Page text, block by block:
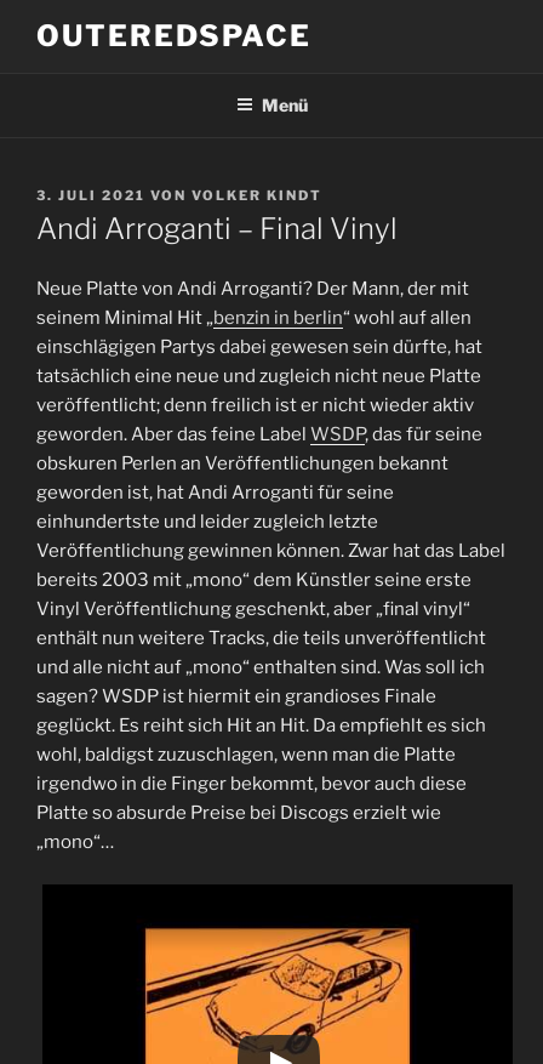
InhaltOUTEREDSPACE
Menü
VERÖFFENTLICHT
AM
3. JULI 2021 VON VOLKER KINDT
Andi Arroganti ‎– Final Vinyl
Neue Platte von Andi Arroganti? Der Mann, der mit
seinem Minimal Hit „benzin in berlin“ wohl auf allen
einschlägigen Partys dabei gewesen sein dürfte, hat
tatsächlich eine neue und zugleich nicht neue Platte
veröffentlicht; denn freilich ist er nicht wieder aktiv
geworden. Aber das feine Label WSDP, das für seine
obskuren Perlen an Veröffentlichungen bekannt
geworden ist, hat Andi Arroganti für seine
einhundertste und leider zugleich letzte
Veröffentlichung gewinnen können. Zwar hat das Label
bereits 2003 mit „mono“ dem Künstler seine erste
Vinyl Veröffentlichung geschenkt, aber „final vinyl“
enthält nun weitere Tracks, die teils unveröffentlicht
und alle nicht auf „mono“ enthalten sind. Was soll ich
sagen? WSDP ist hiermit ein grandioses Finale
geglückt. Es reiht sich Hit an Hit. Da empfiehlt es sich
wohl, baldigst zuzuschlagen, wenn man die Platte
irgendwo in die Finger bekommt, bevor auch diese
Platte so absurde Preise bei Discogs erzielt wie
„mono“…